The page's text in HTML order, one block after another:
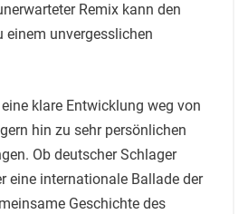
Remix kann den
unvergesslichen
klare Entwicklung weg von
hin zu sehr persönlichen
Ob deutscher Schlager
eine internationale Ballade der
Geschichte des